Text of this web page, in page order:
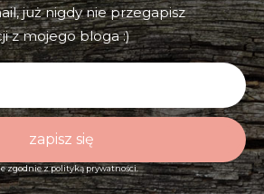
już nigdy nie przegapisz
z mojego bloga :)
zapisz się
zgodnie zpolityką prywatności.